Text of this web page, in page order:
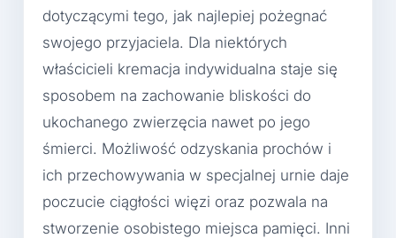
dotyczącymi tego, jak najlepiej pożegnać
swojego przyjaciela. Dla niektórych
właścicieli kremacja indywidualna staje się
sposobem na zachowanie bliskości do
ukochanego zwierzęcia nawet po jego
śmierci. Możliwość odzyskania prochów i
ich przechowywania w specjalnej urnie daje
poczucie ciągłości więzi oraz pozwala na
stworzenie osobistego miejsca pamięci. Inni